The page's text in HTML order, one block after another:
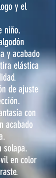
y el
niño.
y acabado
elástica
de ajuste
con
acabado
solapa.
en color